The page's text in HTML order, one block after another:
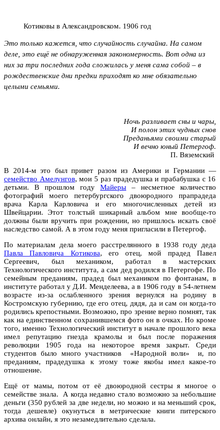
Котиковы в Александровском. 1906 год
Это только кажется, что случайность случайна. На самом
деле, это ещё не обнаруженная закономерность. Вот одна из
них за три последних года сложилась у меня сама собой – в
рождественские дни предки приходят ко мне обязательно
целыми семьями.
Ночь разливает сны и чары,
И полон этих чудных снов
Преданьями своими старый
И вечно юный Петергоф.
П. Вяземский
В 2014-м это был привет разом из Америки и Германии —
семейство Амелунгов, мои 5 раз прадедушка и прабабушка с 16
детьми. В прошлом году Майеры – несметное количество
фотографий моего петербургского двоюродного прапрадеда
врача Карла Карловича и его многочисленных детей из
Швейцарии. Этот толстый шикарный альбом мне вообще-то
должны были вручить при рождении, но пришлось искать своё
наследство самой. А в этом году меня пригласили в Петергоф.
По материалам дела моего расстрелянного в 1938 году деда
Павла Павловича Котикова, его отец, мой прадед Павел
Сергеевич, был механиком, работал в мастерских
Технологического института, а сам дед родился в Петергофе. По
семейным преданиям, прадед был механиком по фонтанам, в
институте работал у Д.И. Менделеева, а в 1906 году в 54-летнем
возрасте из-за ослабленного зрения вернулся на родину в
Костромскую губернию, где его отец, дядя, да и сам он когда-то
родились крепостными. Возможно, про зрение верно помнят, так
как на единственном сохранившемся фото он в очках. Но кроме
того, именно Технологический институт в начале прошлого века
имел репутацию гнезда крамолы и был после поражения
революции 1905 года на некоторое время закрыт. Среди
студентов было много участников «Народной воли» и, по
преданиям, прадедушка к этому тоже якобы имел какое-то
отношение.
Ещё от мамы, потом от её двоюродной сестры я многое о
семействе знала. А когда недавно стало возможно за небольшие
деньги (350 рублей за две недели, но можно и на меньший срок,
тогда дешевле) окунуться в метрические книги питерского
архива онлайн, я это незамедлительно сделала.